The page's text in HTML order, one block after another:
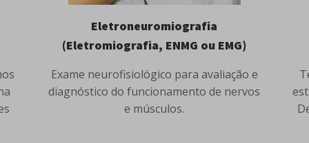
Eletroneuromiografia
(Eletromiografia, ENMG ou EMG)
Exame neurofisiológico para avaliação e
diagnóstico do funcionamento de nervos
e músculos.